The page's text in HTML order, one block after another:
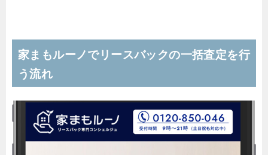
家まもルーノでリースバックの一括査定を行
う流れ